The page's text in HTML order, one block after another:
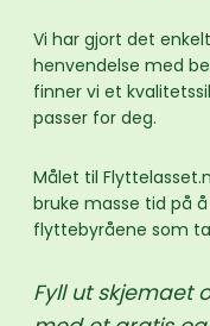
Vi har gjort det
henvendelse med
finner vi et
passer for deg.
Målet til
bruke masse tid på
flyttebyråene som
Fyll ut skjemaet